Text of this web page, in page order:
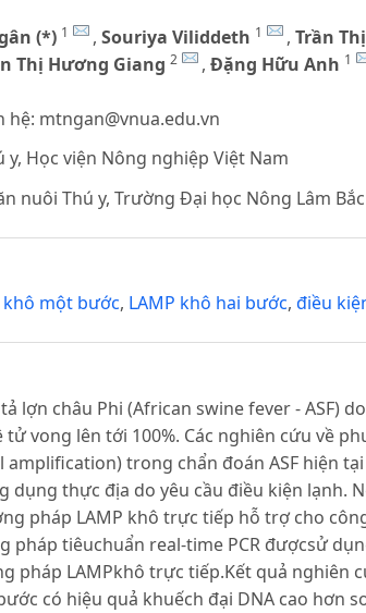
(*) 1 ,Souriya Viliddeth 1 ,Trần
Thị Hương Giang 2 ,Đặng Hữu Anh 1
hệ: mtngan@vnua.edu.vn
y, Học viện Nông nghiệp Việt Nam
nuôi Thú y, Trường Đại học Nông Lâm
khô một bước, LAMP khô hai bước,điều
lợn châu Phi (African swine fever - ASF)
tử vong lên tới 100%. Các nghiên cứu về
amplification) trong chẩn đoán ASF hiện
dụng thực địa do yêu cầu điều kiện lạnh.
pháp LAMP khô trực tiếp hỗ trợ cho
pháp tiêuchuẩn real-time PCR đượcsử
pháp LAMPkhô trực tiếp.Kết quả nghiên
có hiệu quả khuếch đại DNA cao hơn